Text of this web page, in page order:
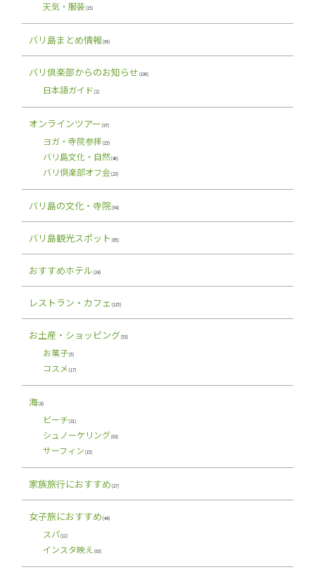
天気・服装 (15)
バリ島まとめ情報(99)
バリ倶楽部からのお知らせ (106)
日本語ガイド (2)
オンラインツアー (97)
ヨガ・寺院参拝 (15)
バリ島文化・自然(46)
バリ倶楽部オフ会(23)
バリ島の文化・寺院(94)
バリ島観光スポット (65)
おすすめホテル (24)
レストラン・カフェ (115)
お土産・ショッピング(53)
お菓子(5)
コスメ (17)
海(8)
ビーチ(31)
シュノーケリング(63)
サーフィン (15)
家族旅行におすすめ (27)
女子旅におすすめ (44)
スパ(11)
インスタ映え (63)